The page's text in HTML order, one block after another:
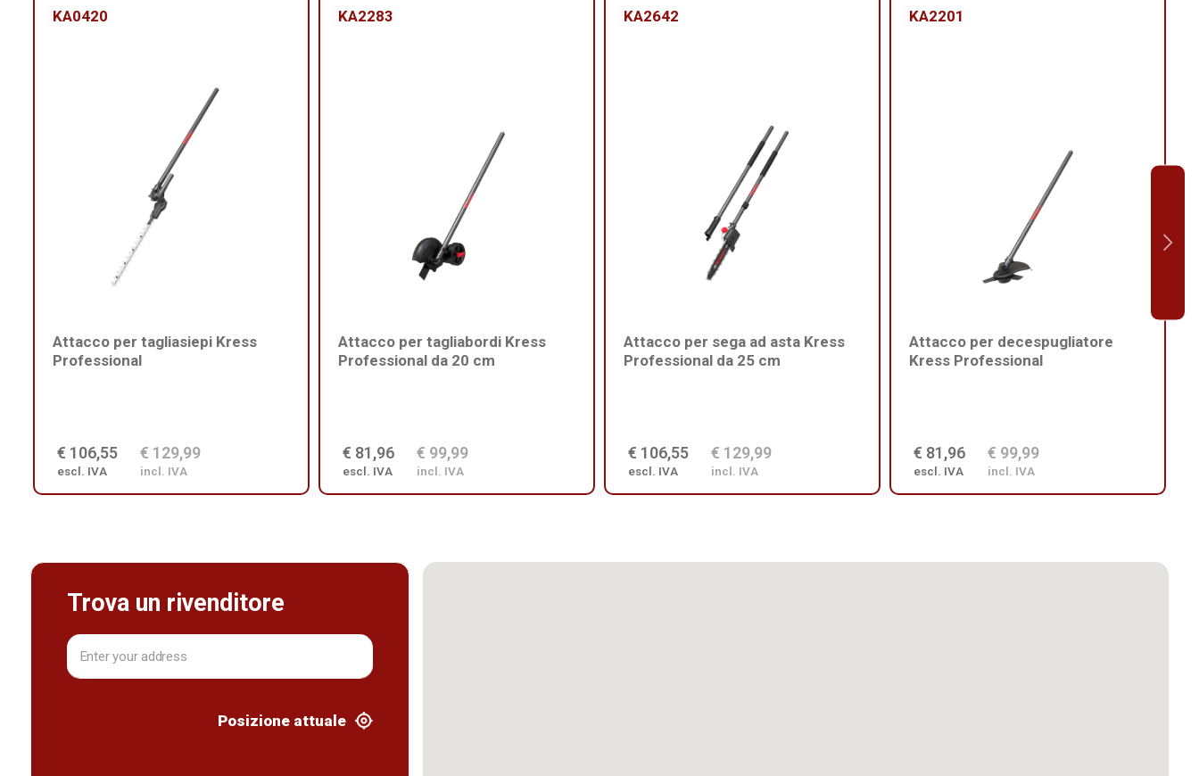
KA0420
Attacco per tagliasiepi Kress
Professional
€ 106,55
escl. IVA
€ 129,99
incl. IVA
KA2283
Attacco per tagliabordi Kress
Professional da 20 cm
€ 81,96
escl. IVA
€ 99,99
incl. IVA
KA2642
Attacco per sega ad asta Kress
Professional da 25 cm
€ 106,55
escl. IVA
€ 129,99
incl. IVA
KA2201
Attacco per decespugliatore
Kress Professional
€ 81,96
escl. IVA
€ 99,99
incl. IVA
Trova un rivenditore
Posizione attuale